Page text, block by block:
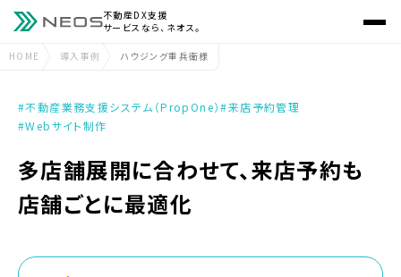
不動産DX支援
サービスなら、ネオス。
HOME 導入事例 ハウジング重兵衛様
#不動産業務支援システム（PropOne）#来店予約管理
#Webサイト制作
多店舗展開に合わせて、来店予約も
店舗ごとに最適化